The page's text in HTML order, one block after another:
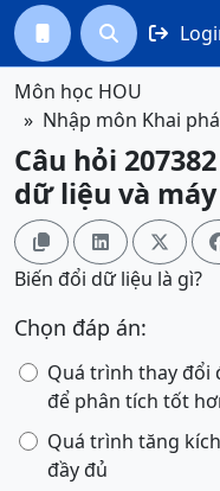
 
Môn học HOU
Nhập môn Khai
Câu hỏi
dữ liệu và máy
  
Biến đổi dữ liệu là gì?
Chọn đáp án:
Quá trình thay đổi
để phân tích tốt
Quá trình tăng
đầy đủ